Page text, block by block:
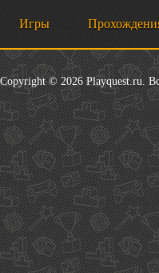
Игры
Copyright © 2026 Playquest.ru.